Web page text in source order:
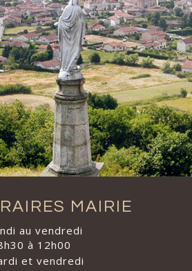
MAIRIE
au vendredi
à 12h00
et vendredi